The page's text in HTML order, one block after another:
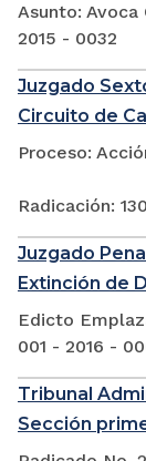
Asunto:
2015 - 0032
Juzgado
Circuito de
Proceso:
Radicación:
Juzgado
Extinción de
Edicto
001 - 2016 -
Tribunal
Sección